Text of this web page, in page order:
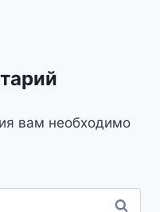
вам необходимо